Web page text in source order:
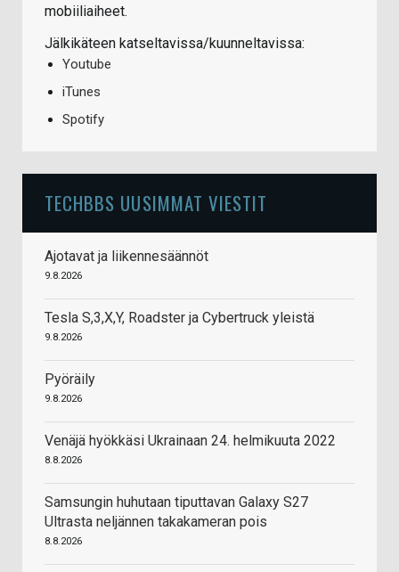
mobiiliaiheet.
Jälkikäteen katseltavissa/kuunneltavissa:
Youtube
iTunes
Spotify
TECHBBS UUSIMMAT VIESTIT
Ajotavat ja liikennesäännöt
9.8.2026
Tesla S,3,X,Y, Roadster ja Cybertruck yleistä
9.8.2026
Pyöräily
9.8.2026
Venäjä hyökkäsi Ukrainaan 24. helmikuuta 2022
8.8.2026
Samsungin huhutaan tiputtavan Galaxy S27
Ultrasta neljännen takakameran pois
8.8.2026